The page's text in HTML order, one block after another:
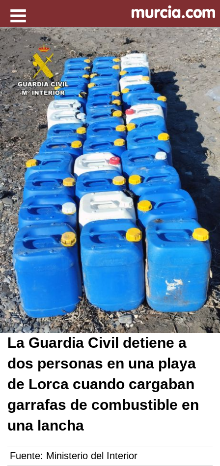
La Guardia Civil detiene a
dos personas en una playa
de Lorca cuando cargaban
garrafas de combustible en
una lancha
Fuente: Ministerio del Interior